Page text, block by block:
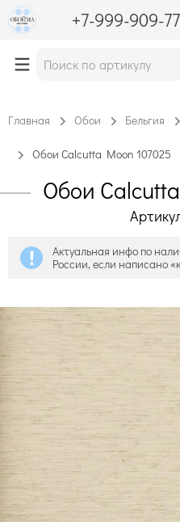
+7-999-909-
Главная Обои Бельгия
Обои Calcutta Moon 107025
Обои
Актуальная инфо по
России, если написано